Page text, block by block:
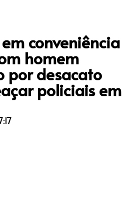
conveniência
homem
por desacato
policiais em